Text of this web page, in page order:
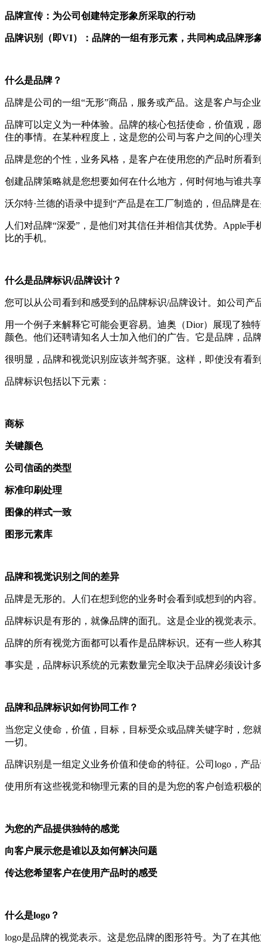
品牌宣传：为公司创建特定形象所采取的行动
品牌识别（即VI）：品牌的一组有形元素，共同构成品牌形
什么是品牌？
品牌是公司的一组“无形”商品，服务或产品。这是客户与企业
品牌可以定义为一种体验。品牌的核心包括使命，价值观，
住的事情。在某种程度上，这是您的公司与客户之间的心理关
品牌是您的个性，业务风格，是客户在使用您的产品时所看
创建品牌策略就是您想要如何在什么地方，何时何地与谁共
沃尔特·兰德的语录中提到“产品是在工厂制造的，但品牌是在
人们对品牌“深爱”，是他们对其信任并相信其优势。Apple
比的手机。
什么是品牌标识/品牌设计？
您可以从公司看到和感受到的品牌标识/品牌设计。如公司产
用一个例子来解释它可能会更容易。迪奥（Dior）展现了独
颜色。他们还聘请知名人士加入他们的广告。它是品牌，品
很明显，品牌和视觉识别应该并驾齐驱。这样，即使没有看
品牌标识包括以下元素：
商标
关键颜色
公司信函的类型
标准印刷处理
图像的样式一致
图形元素库
品牌和视觉识别之间的差异
品牌是无形的。人们在想到您的业务时会看到或想到的内容
品牌标识是有形的，就像品牌的面孔。这是企业的视觉表示
品牌的所有视觉方面都可以看作是品牌标识。还有一些人称其
事实是，品牌标识系统的元素数量完全取决于品牌必须设计
品牌和品牌标识如何协同工作？
当您定义使命，价值，目标，目标受众或品牌关键字时，您
一切。
品牌识别是一组定义业务价值和使命的特征。公司logo，产
使用所有这些视觉和物理元素的目的是为您的客户创造积极
为您的产品提供独特的感觉
向客户展示您是谁以及如何解决问题
传达您希望客户在使用产品时的感受
什么是logo？
logo是品牌的视觉表示。这是您品牌的图形符号。为了在其